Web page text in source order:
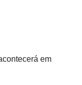
em